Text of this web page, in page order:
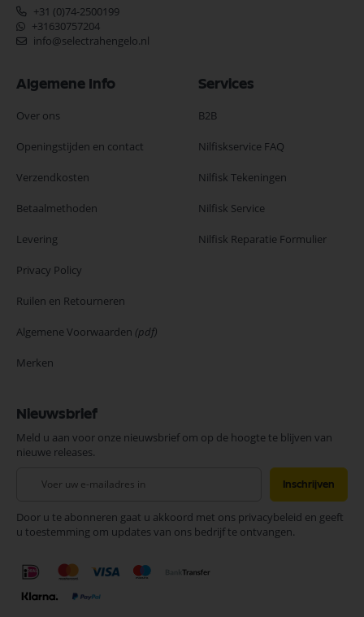
+31 (0)74-2500199
+31630757204
info@selectrahengelo.nl
Algemene Info
Over ons
Openingstijden en contact
Verzendkosten
Betaalmethoden
Levering
Privacy Policy
Ruilen en Retourneren
Algemene Voorwaarden (pdf)
Merken
Services
B2B
Nilfiskservice FAQ
Nilfisk Tekeningen
Nilfisk Service
Nilfisk Reparatie Formulier
Nieuwsbrief
Meld u aan voor onze nieuwsbrief om op de hoogte te blijven van
nieuwe releases.
onze
nieuwsbrief
Inschrijven
Door u te abonneren gaat u akkoord met ons privacybeleid en geeft
u toestemming om updates van ons bedrijf te ontvangen.